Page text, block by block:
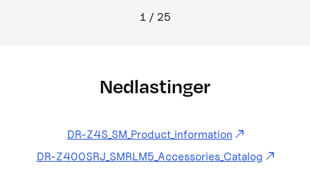
1/ 25
Nedlastinger
DR-Z4S_SM_Product_information
DR-Z400SRJ_SMRLM5_Accessories_Catalog